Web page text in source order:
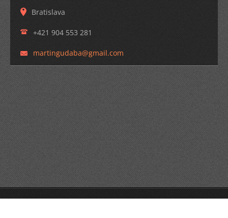
Bratislava
+421 904 553 281
martingudaba@gmail.com